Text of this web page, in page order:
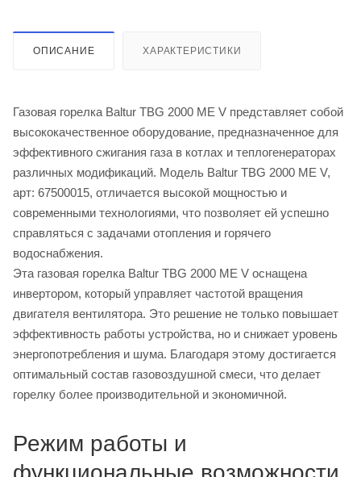
ОПИСАНИЕ ХАРАКТЕРИСТИКИ
Газовая горелка Baltur TBG 2000 ME V представляет собой
высококачественное оборудование, предназначенное для
эффективного сжигания газа в котлах и теплогенераторах
различных модификаций. Модель Baltur TBG 2000 ME V,
арт: 67500015, отличается высокой мощностью и
современными технологиями, что позволяет ей успешно
справляться с задачами отопления и горячего
водоснабжения.
Эта газовая горелка Baltur TBG 2000 ME V оснащена
инвертором, который управляет частотой вращения
двигателя вентилятора. Это решение не только повышает
эффективность работы устройства, но и снижает уровень
энергопотребления и шума. Благодаря этому достигается
оптимальный состав газовоздушной смеси, что делает
горелку более производительной и экономичной.
Режим работы и